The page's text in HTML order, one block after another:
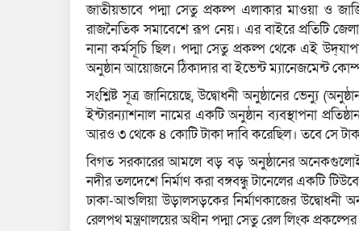
জাতীয়ভাবে পদ্মা সেতু প্রকল্প এলাকার মাওয়া ও
রাজনৈতিক সমাবেশে রূপ নেয়। এর বাইরে প্রতিটি
নানা কর্মসূচি ছিল। পদ্মা সেতু প্রকল্প থেকে এই
অনুষ্ঠান আয়োজনে ঠিকাদার বা ইভেন্ট ম্যানেজমেন্ট
সংশ্লিষ্ট সূত্র জানিয়েছে, উদ্বোধনী অনুষ্ঠানের ভেন্যু
ইন্টারন্যাশনাল নামের একটি অনুষ্ঠান ব্যবস্থাপনা
আরও ৩ থেকে ৪ কোটি টাকা দাবি করেছিল। তবে সে
বিগত সরকারের আমলে বড় বড় অনুষ্ঠানের অনেকগুলোই
নদীর তলদেশে নির্মাণ করা বঙ্গবন্ধু টানেলের একটি
ঢাকা-আশুলিয়া উড়ালসড়কের নির্মাণকাজের উদ্বোধনী
রেলপথ মন্ত্রণালয়ের অধীন পদ্মা সেতু রেল লিংক